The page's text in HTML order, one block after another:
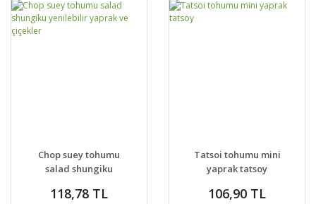
Chop suey tohumu
salad shungiku
çiçekler
118,78 TL
Tatsoi tohumu mini
yaprak tatsoy
106,90 TL